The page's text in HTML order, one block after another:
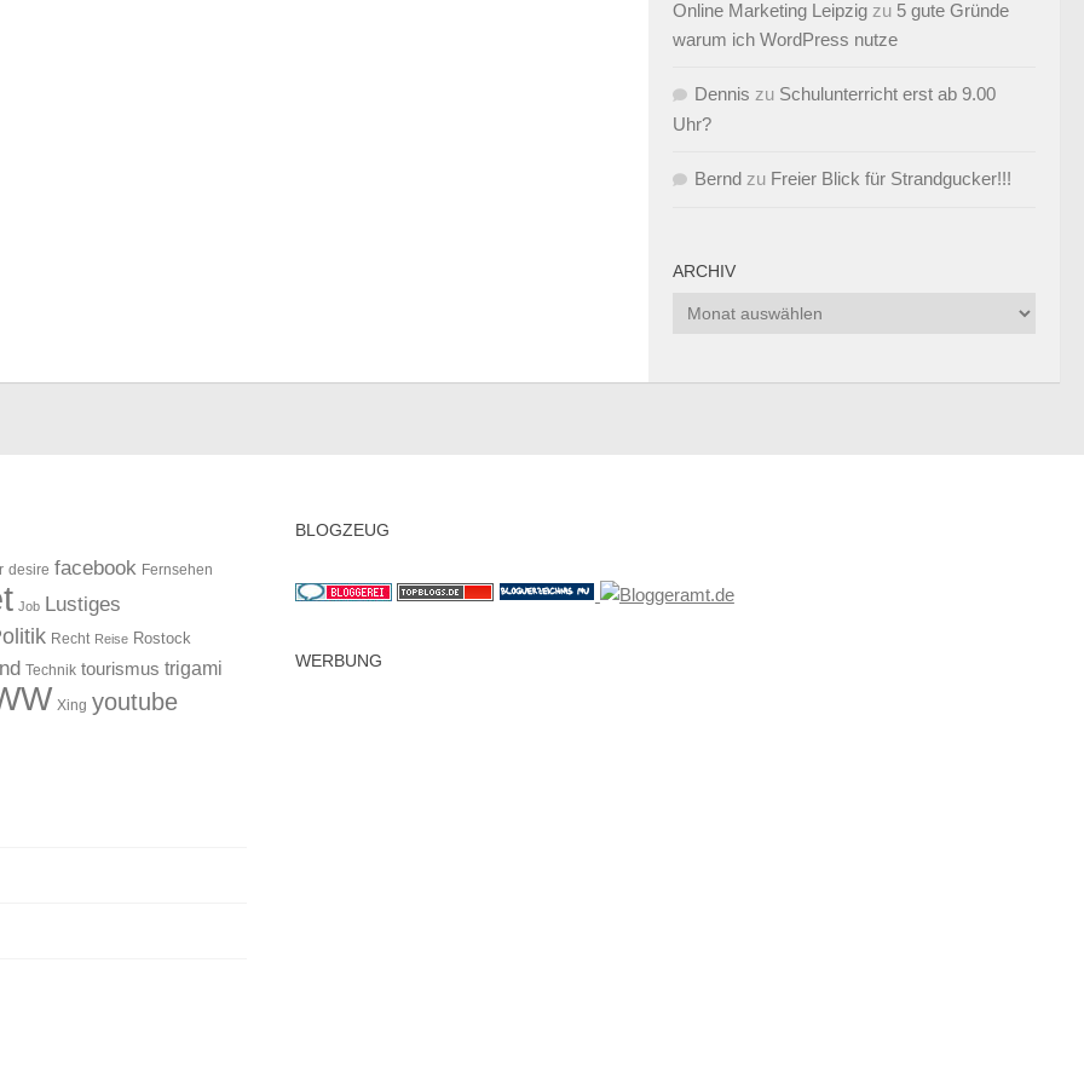
Online Marketing Leipzig zu 5 gute Gründe
warum ich WordPress nutze
Dennis zu Schulunterricht erst ab 9.00
Uhr?
Bernd zu Freier Blick für Strandgucker!!!
ARCHIV
Archiv
desire facebook Fernsehen
Job Lustiges
Recht Reise Rostock
Technik tourismus trigami
Xing youtube
BLOGZEUG
WERBUNG